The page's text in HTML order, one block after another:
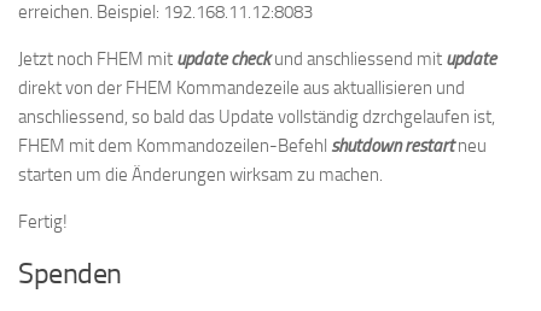
erreichen. Beispiel: 192.168.11.12:8083
Jetzt noch FHEM mit update checkund anschliessend mit update
direkt von der FHEM Kommandezeile aus aktuallisieren und
anschliessend, so bald das Update vollständig dzrchgelaufen ist,
FHEM mit dem Kommandozeilen-Befehl shutdown restartneu
starten um die Änderungen wirksam zu machen.
Fertig!
Spenden